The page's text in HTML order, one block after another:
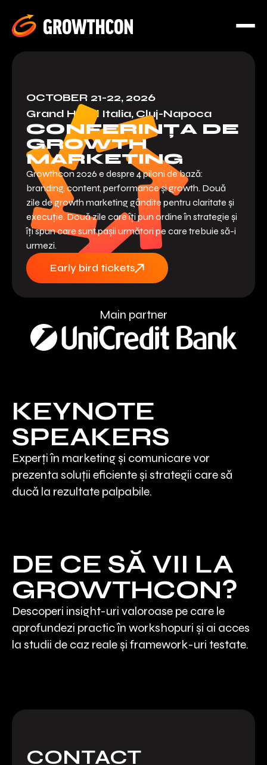
OCTOBER 21-22, 2026
Grand Hotel Italia, Cluj-Napoca
CONFERINȚA DE
GROWTH
MARKETING
Growthcon 2026 e despre 4 piloni de bază:
branding, content, performance și growth. Două
zile de growth marketing gândite pentru claritate și
execuție. Două zile care îți pun ordine în strategie și
îți spun care sunt pașii următori pe care trebuie să-i
urmezi.
Early bird tickets
Main partner
KEYNOTE
SPEAKERS
Experți în marketing și comunicare vor
prezenta soluții eficiente și strategii care să
ducă la rezultate palpabile.
DE CE SĂ VII LA
GROWTHCON?
Descoperi insight-uri valoroase pe care le
aprofundezi practic în workshopuri și ai acces
la studii de caz reale și framework-uri testate.
TACTICI APLICABILE
01
mode” în a doua zi la workshops.
STUDII DE CAZ RELEVANTE
02
au implementat strategii de succes.
IDEI PE CARE LE POȚI TESTA,
03universale, pleci cu framework-uri
CONTACT